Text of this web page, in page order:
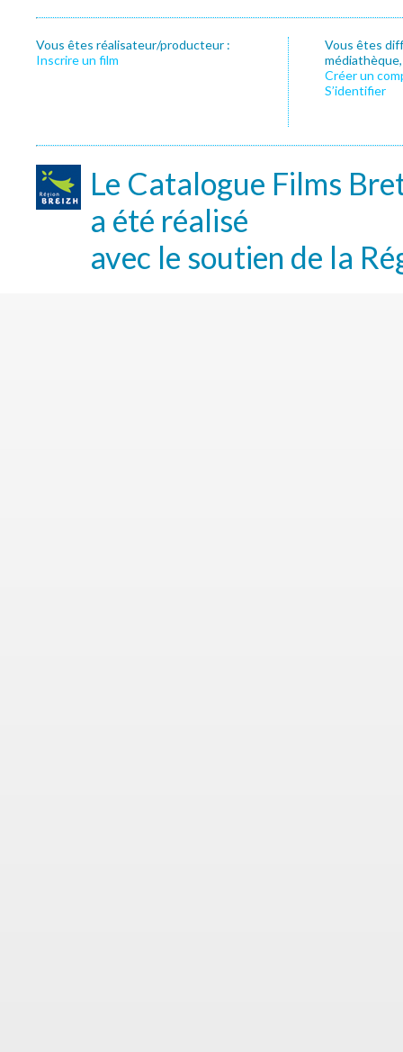
Vous êtes réalisateur/producteur :
Inscrire un film
Vous êtes
Créer un
S’identifier
Le Catalogue Films
a été réalisé
avec le soutien de la